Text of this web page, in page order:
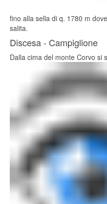
fino alla sella di q. 1780 m
salita.
Discesa - Campiglione
Dalla cima del monte Corvo si